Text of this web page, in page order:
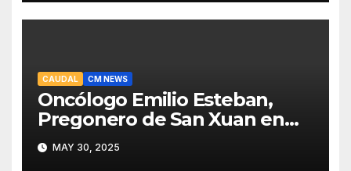
CAUDAL CM NEWS
Oncólogo Emilio Esteban,
Pregonero de San Xuan en
Mieres: Un Honor para Turón
y el HUCA
MAY 30, 2025